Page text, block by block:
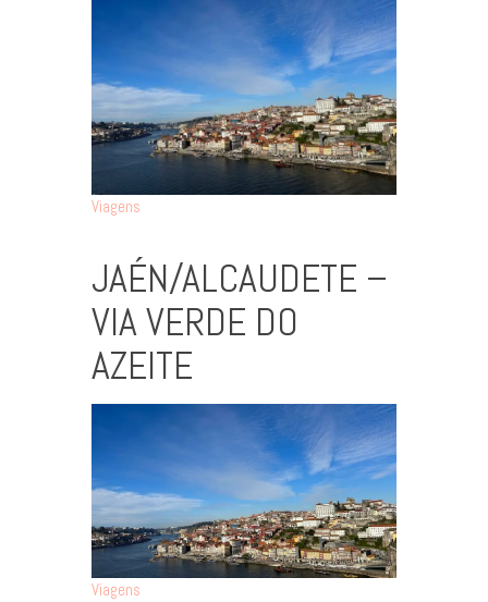
Viagens
JAÉN/ALCAUDETE –
VIA VERDE DO
AZEITE
Viagens